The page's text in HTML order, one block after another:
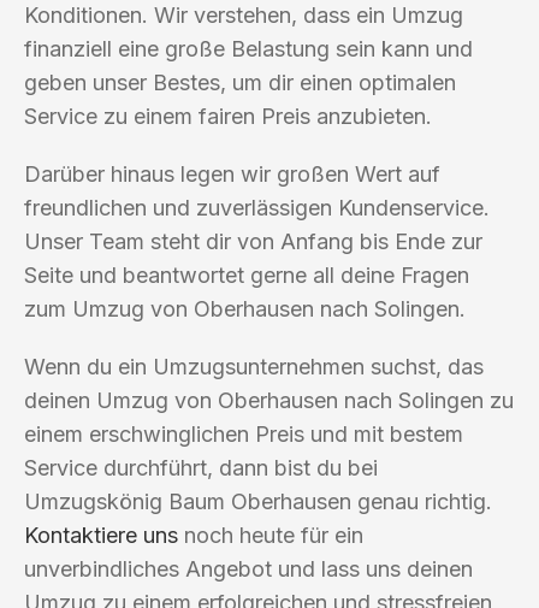
Konditionen. Wir verstehen, dass ein Umzug
finanziell eine große Belastung sein kann und
geben unser Bestes, um dir einen optimalen
Service zu einem fairen Preis anzubieten.
Darüber hinaus legen wir großen Wert auf
freundlichen und zuverlässigen Kundenservice.
Unser Team steht dir von Anfang bis Ende zur
Seite und beantwortet gerne all deine Fragen
zum Umzug von Oberhausen nach Solingen.
Wenn du ein Umzugsunternehmen suchst, das
deinen Umzug von Oberhausen nach Solingen zu
einem erschwinglichen Preis und mit bestem
Service durchführt, dann bist du bei
Umzugskönig Baum Oberhausen genau richtig.
Kontaktiere uns noch heute für ein
unverbindliches Angebot und lass uns deinen
Umzug zu einem erfolgreichen und stressfreien